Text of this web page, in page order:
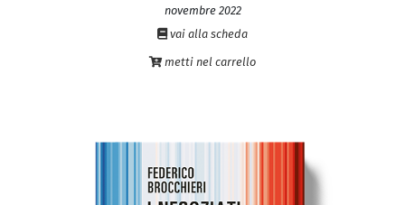
novembre 2022
vai alla scheda
metti nel carrello